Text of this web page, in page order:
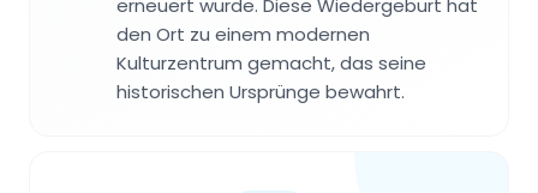
erneuert wurde. Diese Wiedergeburt hat
den Ort zu einem modernen
Kulturzentrum gemacht, das seine
historischen Ursprünge bewahrt.